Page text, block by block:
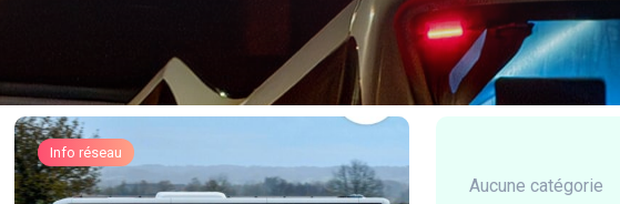
Info réseau
Aucune catégorie